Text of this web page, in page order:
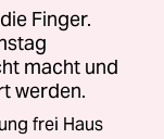
Finger.
macht und
werden.
frei Haus